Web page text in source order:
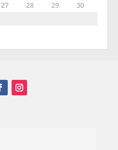
27 28 29
30